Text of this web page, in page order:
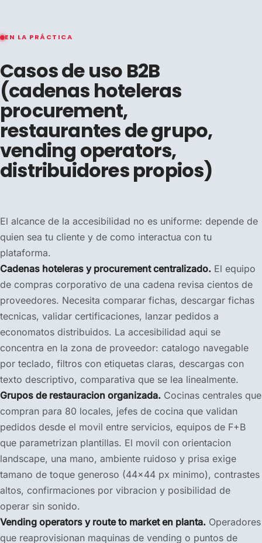
EN LA PRÁCTICA
Casos de uso B2B
(cadenas hoteleras
procurement,
restaurantes de grupo,
vending operators,
distribuidores propios)
El alcance de la accesibilidad no es uniforme: depende de
quien sea tu cliente y de como interactua con tu
plataforma.
Cadenas hoteleras y procurement centralizado. El equipo
de compras corporativo de una cadena revisa cientos de
proveedores. Necesita comparar fichas, descargar fichas
tecnicas, validar certificaciones, lanzar pedidos a
economatos distribuidos. La accesibilidad aqui se
concentra en la zona de proveedor: catalogo navegable
por teclado, filtros con etiquetas claras, descargas con
texto descriptivo, comparativa que se lea linealmente.
Grupos de restauracion organizada. Cocinas centrales que
compran para 80 locales, jefes de cocina que validan
pedidos desde el movil entre servicios, equipos de F+B
que parametrizan plantillas. El movil con orientacion
landscape, una mano, ambiente ruidoso y prisa exige
tamano de toque generoso (44×44 px minimo), contrastes
altos, confirmaciones por vibracion y posibilidad de
operar sin sonido.
Vending operators y route to market en planta. Operadores
que reaprovisionan maquinas de vending o puntos de